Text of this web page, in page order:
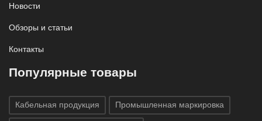
Новости
Обзоры и статьи
Контакты
Популярные товары
Кабельная продукция Промышленная маркировка